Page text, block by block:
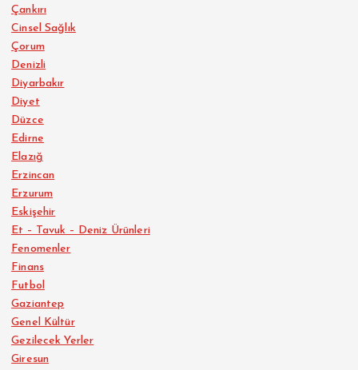
Çankırı
Cinsel Sağlık
Çorum
Denizli
Diyarbakır
Diyet
Düzce
Edirne
Elazığ
Erzincan
Erzurum
Eskişehir
Et – Tavuk – Deniz Ürünleri
Fenomenler
Finans
Futbol
Gaziantep
Genel Kültür
Gezilecek Yerler
Giresun